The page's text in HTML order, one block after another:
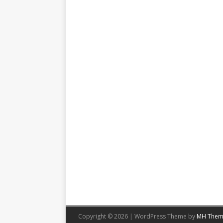
Copyright © 2026 | WordPress Theme by MH